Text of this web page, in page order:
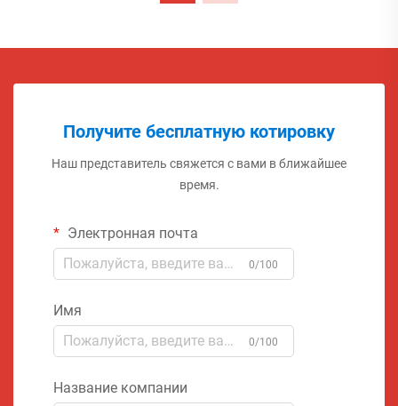
Получите бесплатную котировку
Наш представитель свяжется с вами в ближайшее
время.
Электронная почта
0/100
Имя
0/100
Название компании